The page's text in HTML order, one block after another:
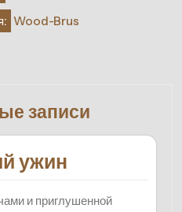
Wood-Brus
записи
ужин
и приглушенной